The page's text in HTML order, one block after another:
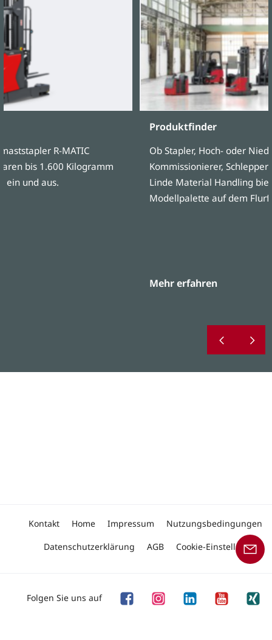
R-MATIC
bis 1.600 Kilogramm
ein und aus.
Produktfinder
Ob Stapler, Hoch- oder
Kommissionierer,
Linde Material Handling
Modellpalette auf dem
Mehr erfahren
Kontakt Home Impressum
Nutzungsbedingungen
Datenschutzerklärung
AGB Cookie-Einstellungen
Folgen Sie uns auf